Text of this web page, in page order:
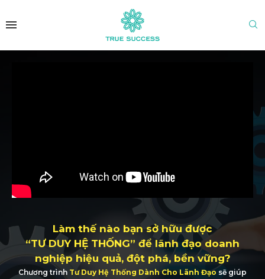
Làm thế nào bạn sở hữu được
“TƯ DUY HỆ THỐNG” để lãnh đạo doanh
nghiệp hiệu quả, đột phá, bền vững?​
Chương trình Tư Duy Hệ Thống Dành Cho Lãnh Đạo sẽ giúp